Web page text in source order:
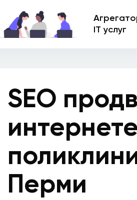
IT услуг
SEO
Перми